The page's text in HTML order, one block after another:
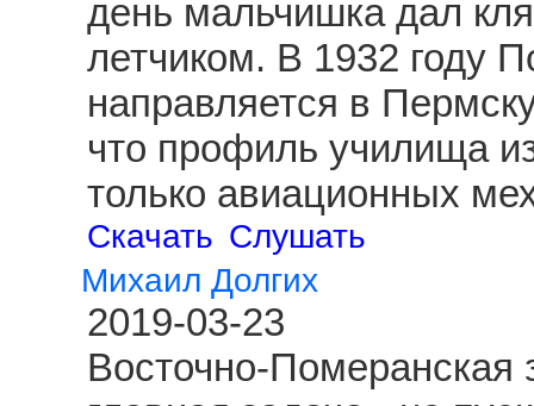
день мальчишка дал
летчиком. В 1932 году
направляется в
что профиль училища
только авиационных
Скачать Слушать
Михаил Долгих
2019-03-23
Восточно-Померанская